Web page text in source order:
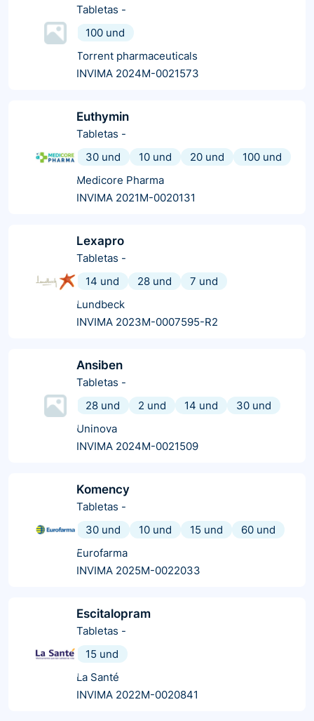
Tabletas -
100 und
Torrent pharmaceuticals
INVIMA 2024M-0021573
Euthymin
Tabletas -
30 und
10 und 20 und
100 und
Medicore Pharma
INVIMA 2021M-0020131
Lexapro
Tabletas -
14 und
28 und
7 und
Lundbeck
INVIMA 2023M-0007595-R2
Ansiben
Tabletas -
28 und
2 und 14 und
30 und
Uninova
INVIMA 2024M-0021509
Komency
Tabletas -
30 und
10 und 15 und
60 und
Eurofarma
INVIMA 2025M-0022033
Escitalopram
Tabletas -
15 und
La Santé
INVIMA 2022M-0020841